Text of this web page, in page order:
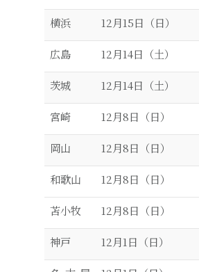
横浜 12月15日（日）
広島 12月14日（土）
茨城 12月14日（土）
宮崎 12月8日（日）
岡山 12月8日（日）
和歌山 12月8日（日）
苫小牧 12月8日（日）
神戸 12月1日（日）